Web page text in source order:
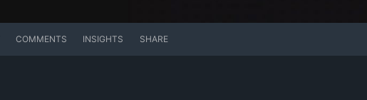
COMMENTS INSIGHTS SHARE